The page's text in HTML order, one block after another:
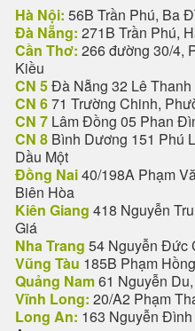
Hà Nội: 56B Trần Phú, Ba
Đà Nẵng: 271B Trần Phú,
Cần Thơ: 266 đường 30/4,
Kiều
CN 5Đà Nẵng 32 Lê
CN 671 Trường Chinh,
CN 7 Lâm Đồng 05 Phan
CN 8 Bình Dương 151 Phú
Dầu Một
Đồng Nai40/198A Phạm
Biên Hòa
Kiên Giang 418 Nguyễn
Giá
Nha Trang 54 Nguyễn Đức
Vũng Tàu 185B Phạm
Quảng Nam61 Nguyễn
Vĩnh Long: 20/A2 Phạm
Long An: 163 Nguyễn